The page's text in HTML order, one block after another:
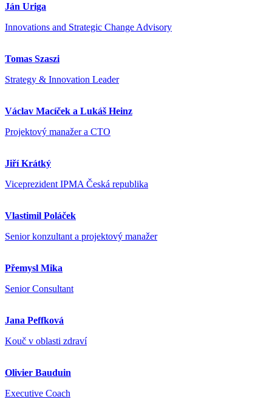
Ján Uriga
Innovations and Strategic Change Advisory
Tomas Szaszi
Strategy & Innovation Leader
Václav Macíček a Lukáš Heinz
Projektový manažer a CTO
Jiří Krátký
Viceprezident IPMA Česká republika
Vlastimil Poláček
Senior konzultant a projektový manažer
Přemysl Mika
Senior Consultant
Jana Peffková
Kouč v oblasti zdraví
Olivier Bauduin
Executive Coach